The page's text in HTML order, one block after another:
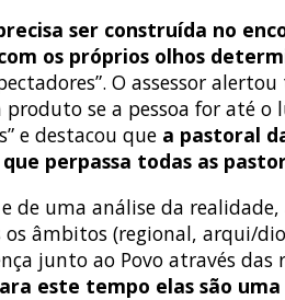
ser construída no
os próprios olhos
O assessor
produto se a pessoa for até o
e destacou que a pastoral
perpassa todas as
de uma análise da
âmbitos (regional, arqui/
junto ao Povo através das
este tempo elas são uma